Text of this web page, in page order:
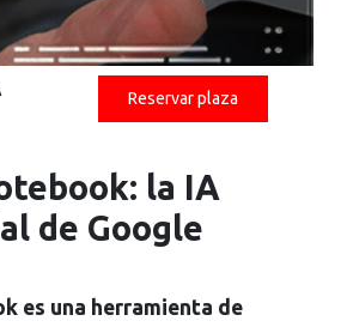
Reservar plaza
la IA
de Google
es una herramienta de